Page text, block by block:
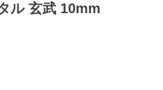
ル 玄武 10mm